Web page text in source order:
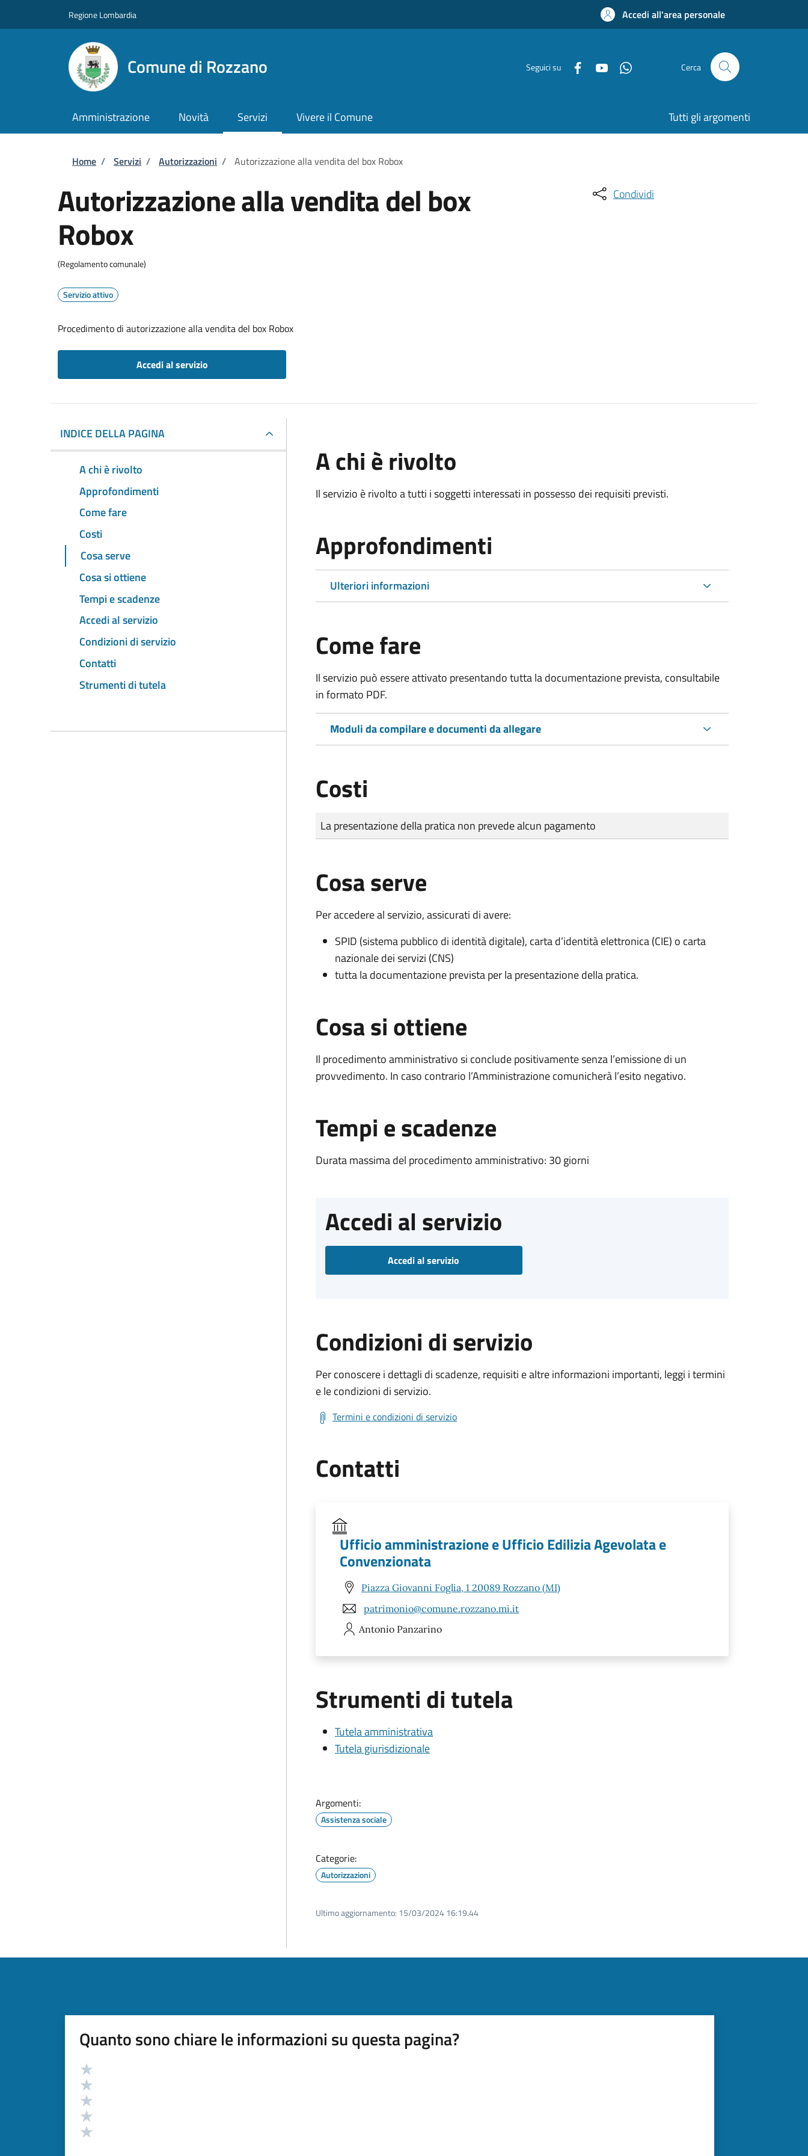
Regione Lombardia Accedi all'area personale
Comune di Rozzano Seguici su Cerca
Amministrazione Novità Servizi Vivere il Comune Tutti gli argomenti
Briciole di pane
Home / Servizi / Autorizzazioni / Autorizzazione alla vendita del box Robox
Autorizzazione alla vendita del box
Robox
(Regolamento comunale)
Servizio attivo
Procedimento di autorizzazione alla vendita del box Robox
Accedi al servizio
Condividi
INDICE DELLA PAGINA
A chi è rivolto
Approfondimenti
Come fare
Costi
Cosa serve
Cosa si ottiene
Tempi e scadenze
Accedi al servizio
Condizioni di servizio
Contatti
Strumenti di tutela
A chi è rivolto
Il servizio è rivolto a tutti i soggetti interessati in possesso dei requisiti previsti.
Approfondimenti
Ulteriori informazioni
Come fare
Il servizio può essere attivato presentando tutta la documentazione prevista, consultabile
in formato PDF.
Moduli da compilare e documenti da allegare
Costi
Tipo di pagamento
Importo
La presentazione della pratica non prevede alcun pagamento
Cosa serve
Per accedere al servizio, assicurati di avere:
SPID (sistema pubblico di identità digitale), carta d’identità elettronica (CIE) o carta
nazionale dei servizi (CNS)
tutta la documentazione prevista per la presentazione della pratica.
Cosa si ottiene
Il procedimento amministrativo si conclude positivamente senza l’emissione di un
provvedimento. In caso contrario l’Amministrazione comunicherà l’esito negativo.
Tempi e scadenze
Durata massima del procedimento amministrativo: 30 giorni
Accedi al servizio
Accedi al servizio
Condizioni di servizio
Per conoscere i dettagli di scadenze, requisiti e altre informazioni importanti, leggi i termini
e le condizioni di servizio.
Termini e condizioni di servizio
Contatti
Ufficio amministrazione e Ufficio Edilizia Agevolata e
Convenzionata
Piazza Giovanni Foglia, 1 20089 Rozzano (MI)
patrimonio@comune.rozzano.mi.it
Antonio Panzarino
Strumenti di tutela
Tutela amministrativa
Tutela giurisdizionale
Argomenti:
Assistenza sociale
Categorie:
Autorizzazioni
Ultimo aggiornamento: 15/03/2024 16:19.44
Quanto sono chiare le informazioni su questa pagina?
Valutazione